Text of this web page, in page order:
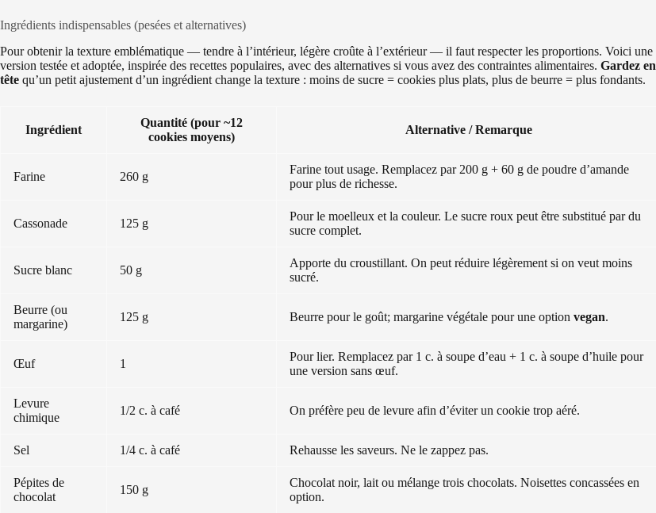
Ingrédients indispensables (pesées et alternatives)
Pour obtenir la texture emblématique — tendre à l’intérieur, légère croûte à l’extérieur — il faut respecter les proportions. Voici une
version testée et adoptée, inspirée des recettes populaires, avec des alternatives si vous avez des contraintes alimentaires. Gardez en
tête qu’un petit ajustement d’un ingrédient change la texture : moins de sucre = cookies plus plats, plus de beurre = plus fondants.
Ingrédient
Quantité (pour ~12
cookies moyens)
Alternative / Remarque
Farine 260 g
Farine tout usage. Remplacez par 200 g + 60 g de poudre d’amande
pour plus de richesse.
Cassonade 125 g
Pour le moelleux et la couleur. Le sucre roux peut être substitué par du
sucre complet.
Sucre blanc 50 g
Apporte du croustillant. On peut réduire légèrement si on veut moins
sucré.
Beurre (ou
margarine)
125 g Beurre pour le goût; margarine végétale pour une option vegan.
Œuf 1
Pour lier. Remplacez par 1 c. à soupe d’eau + 1 c. à soupe d’huile pour
une version sans œuf.
Levure
chimique
1/2 c. à café On préfère peu de levure afin d’éviter un cookie trop aéré.
Sel 1/4 c. à café Rehausse les saveurs. Ne le zappez pas.
Pépites de
chocolat
150 g
Chocolat noir, lait ou mélange trois chocolats. Noisettes concassées en
option.